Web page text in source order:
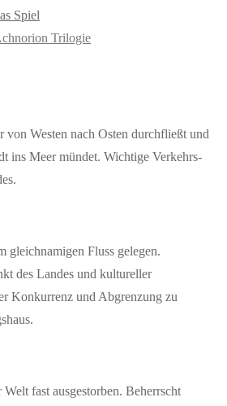
Spiel
Trilogie
lebt. Grenzt an Faydan.
von Westen nach Osten durchfließt und
ins Meer mündet. Wichtige Verkehrs-
gleichnamigen Fluss gelegen.
des Landes und kultureller
Konkurrenz und Abgrenzung zu
fast ausgestorben. Beherrscht